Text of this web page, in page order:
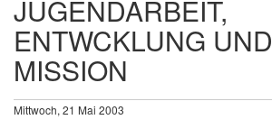
JUGENDARBEIT,
ENTWCKLUNG UND
MISSION
Mittwoch, 21 Mai 2003